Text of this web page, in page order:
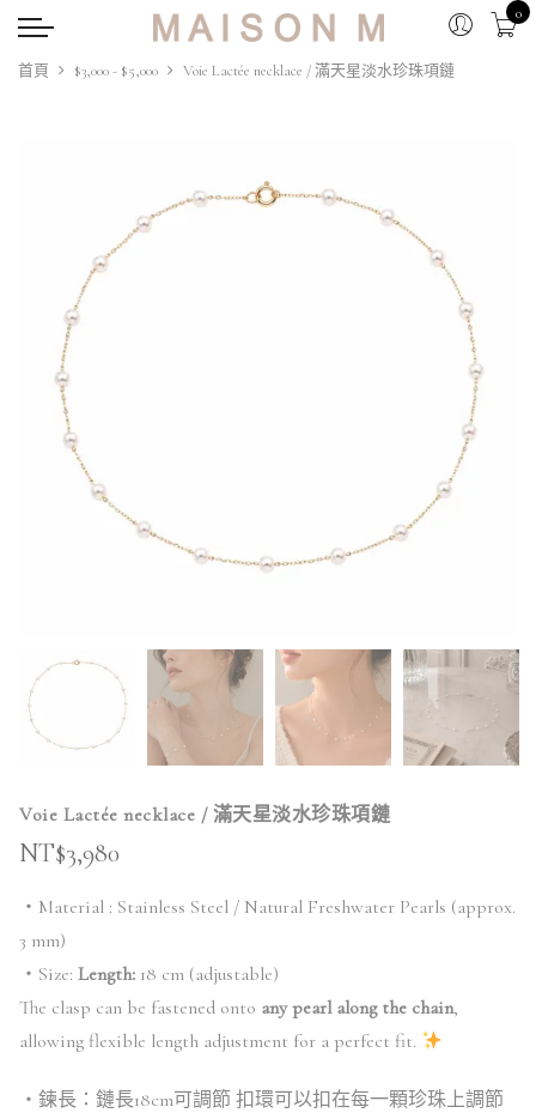
0
首頁 $3,000 - $5,000 Voie Lactée necklace / 滿天星淡水珍珠項鏈
Voie Lactée necklace / 滿天星淡水珍珠項鏈
NT$3,980
・Material : Stainless Steel / Natural Freshwater Pearls (approx.
3 mm)
・Size: Length: 18 cm (adjustable)
The clasp can be fastened onto any pearl along the chain,
allowing flexible length adjustment for a perfect fit.
・鍊長：鏈長18cm可調節 扣環可以扣在每一顆珍珠上調節